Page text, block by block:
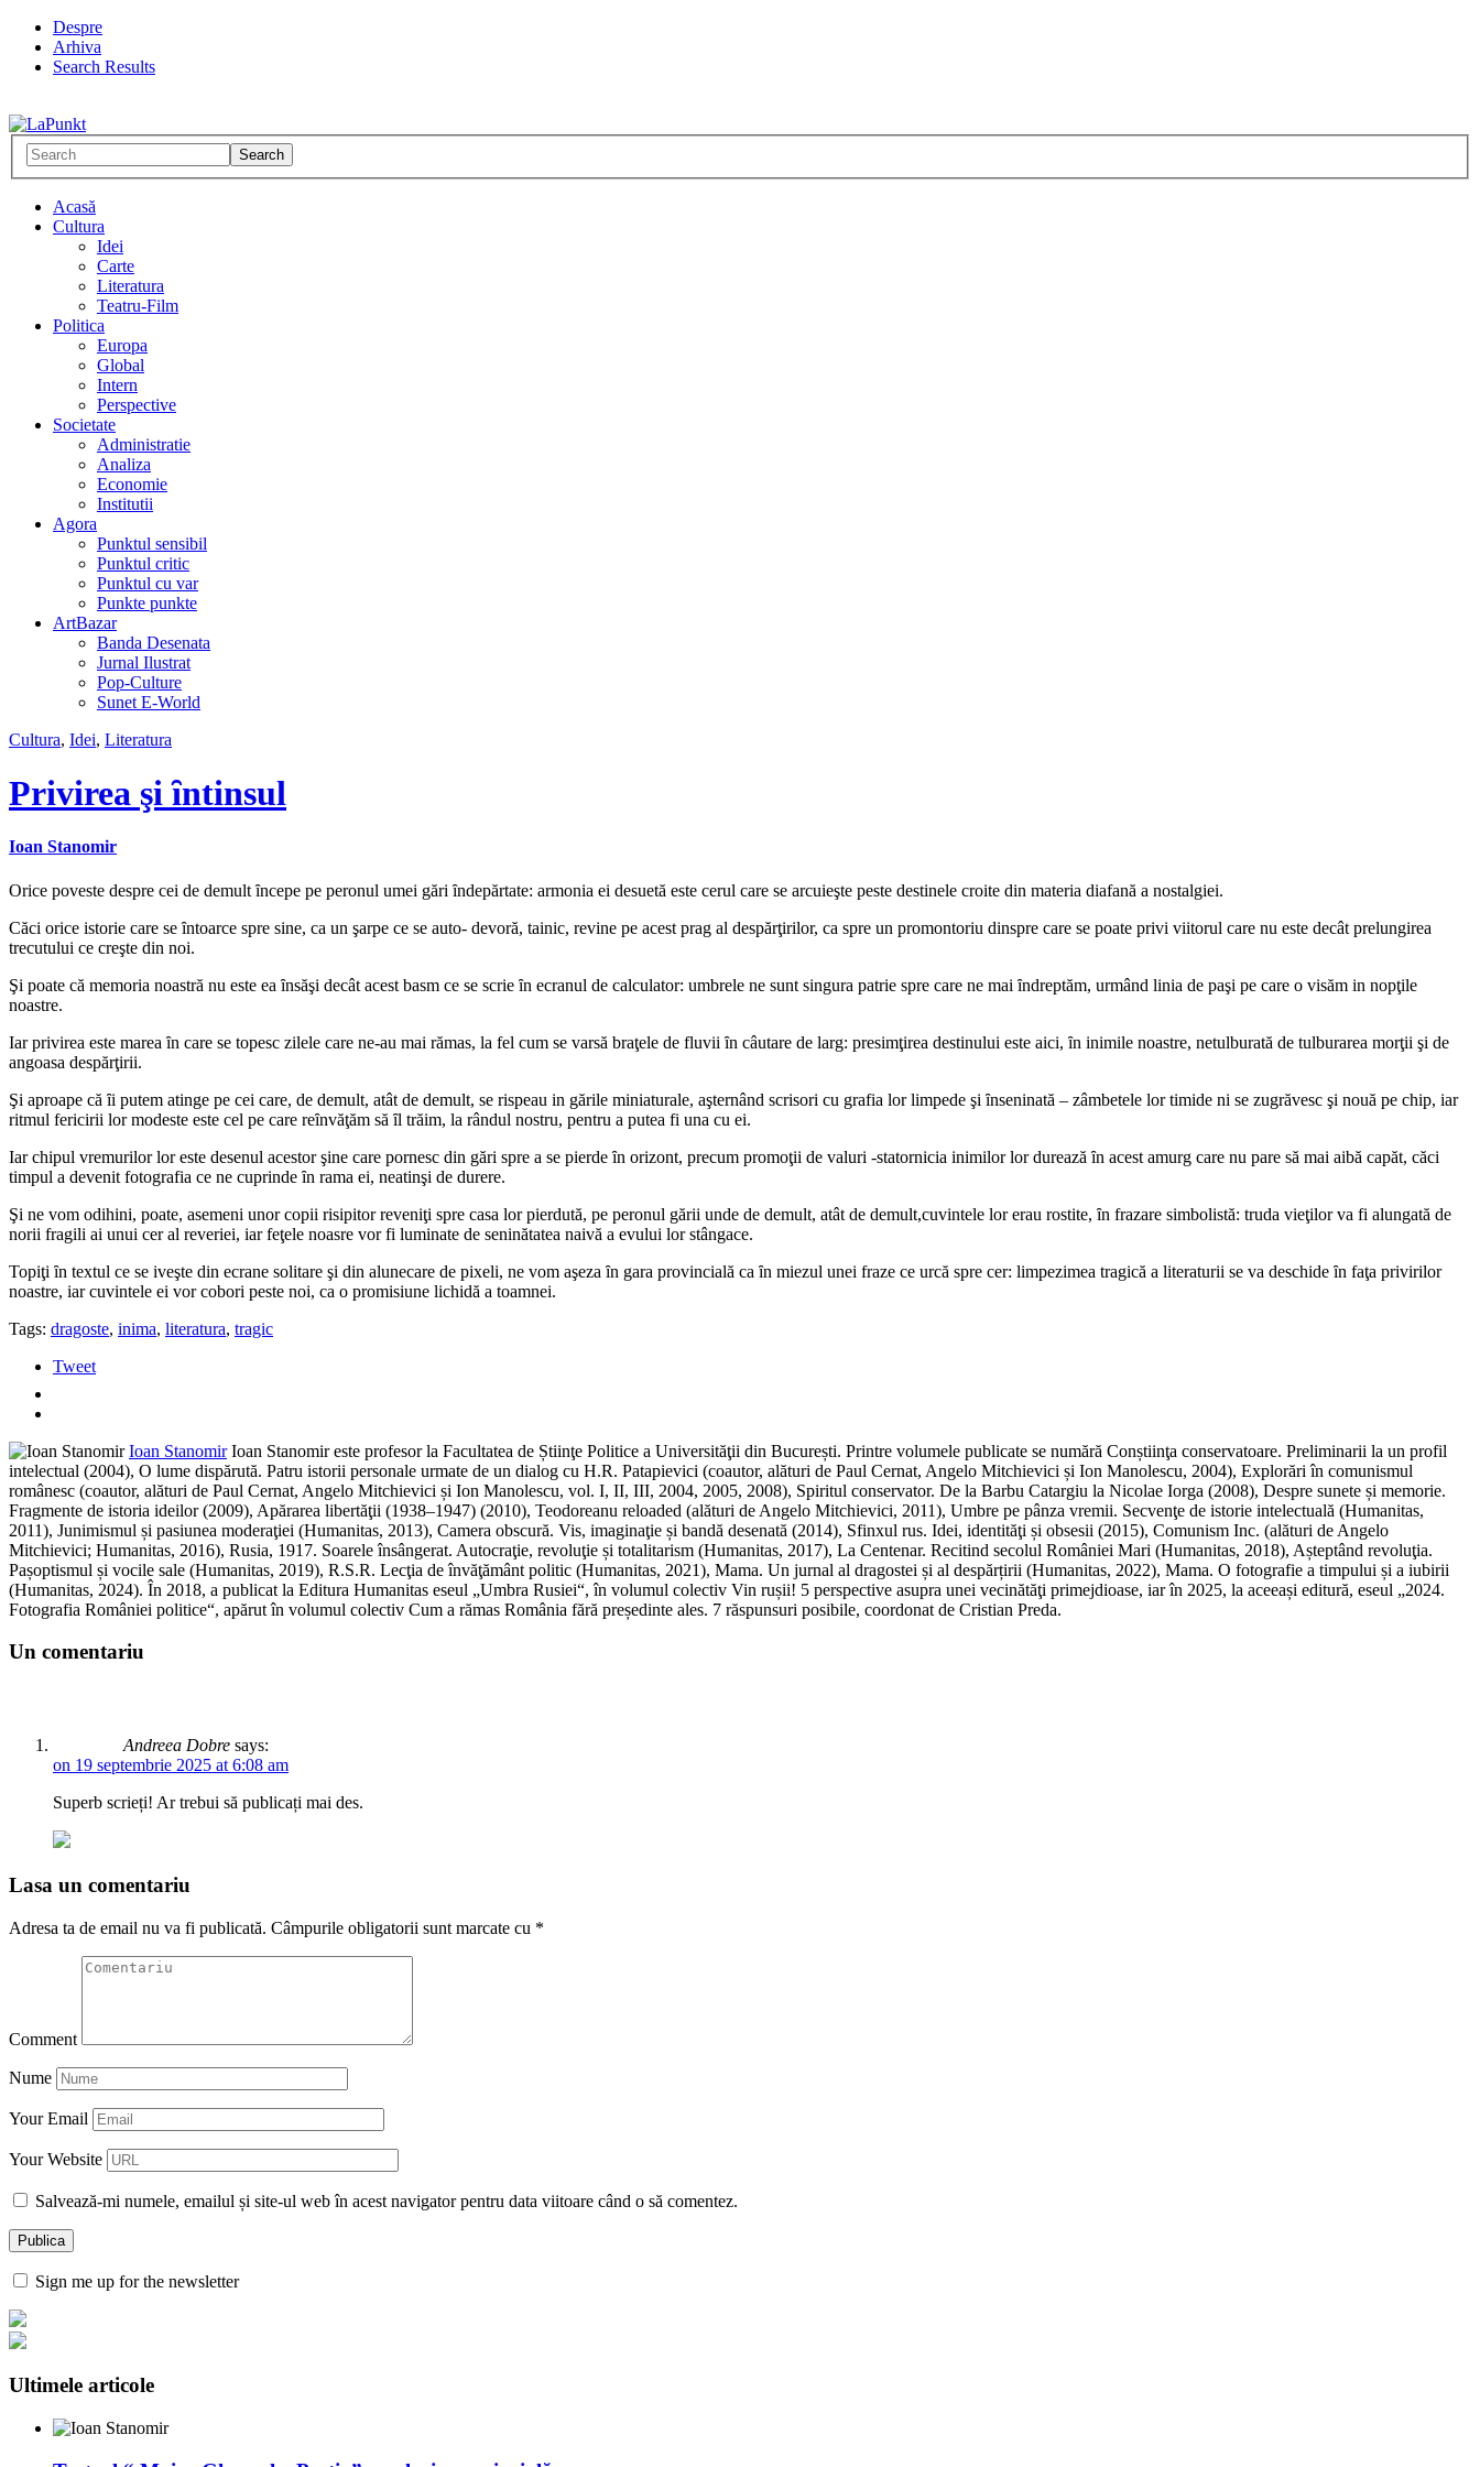
Despre
Arhiva
Search Results
Acasă
Cultura
Idei
Carte
Literatura
Teatru-Film
Politica
Europa
Global
Intern
Perspective
Societate
Administratie
Analiza
Economie
Institutii
Agora
Punktul sensibil
Punktul critic
Punktul cu var
Punkte punkte
ArtBazar
Banda Desenata
Jurnal Ilustrat
Pop-Culture
Sunet E-World
Cultura, Idei, Literatura
Privirea şi ȋntinsul
Ioan Stanomir
Orice poveste despre cei de demult ȋncepe pe peronul umei gări ȋndepărtate: armonia ei desuetă este cerul care se arcuieşte peste destinele croite din materia diafană a nostalgiei.
Căci orice istorie care se ȋntoarce spre sine, ca un şarpe ce se auto- devoră, tainic, revine pe acest prag al despărţirilor, ca spre un promontoriu dinspre care se poate privi viitorul care nu este decât prelungirea
trecutului ce creşte din noi.
Şi poate că memoria noastră nu este ea ȋnsăşi decât acest basm ce se scrie ȋn ecranul de calculator: umbrele ne sunt singura patrie spre care ne mai ȋndreptăm, urmând linia de paşi pe care o visăm in nopţile
noastre.
Iar privirea este marea ȋn care se topesc zilele care ne-au mai rămas, la fel cum se varsă braţele de fluvii ȋn câutare de larg: presimţirea destinului este aici, ȋn inimile noastre, netulburată de tulburarea morţii şi de
angoasa despărţirii.
Şi aproape că ȋi putem atinge pe cei care, de demult, atât de demult, se rispeau in gările miniaturale, aşternând scrisori cu grafia lor limpede şi ȋnseninată – zâmbetele lor timide ni se zugrăvesc şi nouă pe chip, iar
ritmul fericirii lor modeste este cel pe care reȋnvăţăm să ȋl trăim, la rândul nostru, pentru a putea fi una cu ei.
Iar chipul vremurilor lor este desenul acestor şine care pornesc din gări spre a se pierde ȋn orizont, precum promoţii de valuri -statornicia inimilor lor durează ȋn acest amurg care nu pare să mai aibă capăt, căci
timpul a devenit fotografia ce ne cuprinde ȋn rama ei, neatinşi de durere.
Şi ne vom odihini, poate, asemeni unor copii risipitor reveniţi spre casa lor pierdută, pe peronul gării unde de demult, atât de demult,cuvintele lor erau rostite, ȋn frazare simbolistă: truda vieţilor va fi alungată de
norii fragili ai unui cer al reveriei, iar feţele noasre vor fi luminate de seninătatea naivă a evului lor stângace.
Topiţi ȋn textul ce se iveşte din ecrane solitare şi din alunecare de pixeli, ne vom aşeza ȋn gara provincială ca ȋn miezul unei fraze ce urcă spre cer: limpezimea tragică a literaturii se va deschide ȋn faţa privirilor
noastre, iar cuvintele ei vor cobori peste noi, ca o promisiune lichidă a toamnei.
Tags: dragoste, inima, literatura, tragic
Tweet
Ioan StanomirIoan Stanomir este profesor la Facultatea de Știinţe Politice a Universităţii din București. Printre volumele publicate se numără Conștiinţa conservatoare. Preliminarii la un profil
intelectual (2004), O lume dispărută. Patru istorii personale urmate de un dialog cu H.R. Patapievici (coautor, alături de Paul Cernat, Angelo Mitchievici și Ion Manolescu, 2004), Explorări în comunismul
românesc (coautor, alături de Paul Cernat, Angelo Mitchievici și Ion Manolescu, vol. I, II, III, 2004, 2005, 2008), Spiritul conservator. De la Barbu Catargiu la Nicolae Iorga (2008), Despre sunete și memorie.
Fragmente de istoria ideilor (2009), Apărarea libertăţii (1938–1947) (2010), Teodoreanu reloaded (alături de Angelo Mitchievici, 2011), Umbre pe pânza vremii. Secvenţe de istorie intelectuală (Humanitas,
2011), Junimismul și pasiunea moderaţiei (Humanitas, 2013), Camera obscură. Vis, imaginaţie și bandă desenată (2014), Sfinxul rus. Idei, identităţi și obsesii (2015), Comunism Inc. (alături de Angelo
Mitchievici; Humanitas, 2016), Rusia, 1917. Soarele însângerat. Autocraţie, revoluţie și totalitarism (Humanitas, 2017), La Centenar. Recitind secolul României Mari (Humanitas, 2018), Așteptând revoluţia.
Pașoptismul și vocile sale (Humanitas, 2019), R.S.R. Lecţia de învăţământ politic (Humanitas, 2021), Mama. Un jurnal al dragostei și al despărțirii (Humanitas, 2022), Mama. O fotografie a timpului și a iubirii
(Humanitas, 2024). În 2018, a publicat la Editura Humanitas eseul „Umbra Rusiei“, în volumul colectiv Vin rușii! 5 perspective asupra unei vecinătăţi primejdioase, iar în 2025, la aceeași editură, eseul „2024.
Fotografia României politice“, apărut în volumul colectiv Cum a rămas România fără președinte ales. 7 răspunsuri posibile, coordonat de Cristian Preda.
Un comentariu
Andreea Dobre says:
on 19 septembrie 2025 at 6:08 am
Superb scrieți! Ar trebui să publicați mai des.
Lasa un comentariu
Adresa ta de email nu va fi publicată. Câmpurile obligatorii sunt marcate cu *
Comment
Nume
Your Email
Your Website
Salvează-mi numele, emailul și site-ul web în acest navigator pentru data viitoare când o să comentez.
Sign me up for the newsletter
Ultimele articole